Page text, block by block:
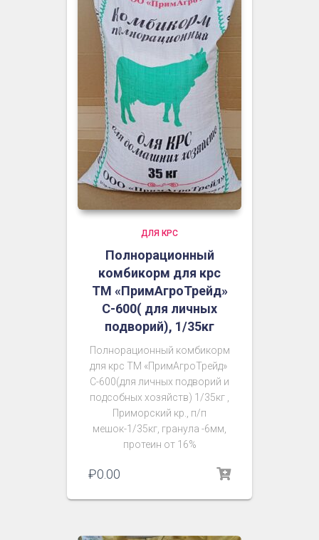
ДЛЯ КРС
Полнорационный
комбикорм для крс
ТМ «ПримАгроТрейд»
С-600( для личных
подворий), 1/35кг
Полнорационный комбикорм
для крс ТМ «ПримАгроТрейд»
С-600(для личных подворий и
подсобных хозяйств) 1/35кг ,
Приморский кр., п/п
мешок-1/35кг, гранула -6мм,
протеин от 16%
₽0.00